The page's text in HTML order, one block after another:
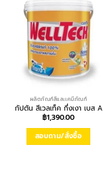
ผลิตภัณฑ์สีและเคมีภัณฑ์
กัปตัน สีเวลเท็ค กึ่งเงา เบส A
฿1,390.00
สอบถาม/สั่งซื้อ